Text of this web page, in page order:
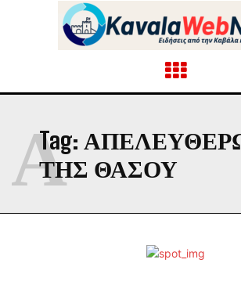
Tag:
ΤΗΣ ΘΆΣΟΥ
Α